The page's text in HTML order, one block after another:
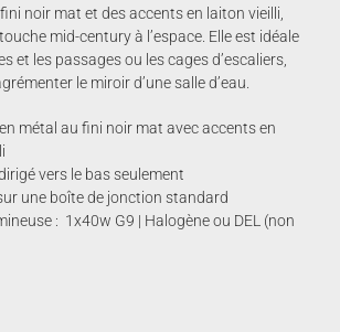
noir mat et des accents en laiton vieilli,
mid-century à l’espace. Elle est idéale
et les passages ou les cages d’escaliers,
le miroir d’une salle d’eau.
métal au fini noir mat avec accents en
vers le bas seulement
une boîte de jonction standard
: 1x40w G9 | Halogène ou DEL (non